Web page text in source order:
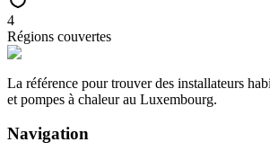
4
Régions couvertes
La référence pour trouver des installateurs
et pompes à chaleur au Luxembourg.
Navigation